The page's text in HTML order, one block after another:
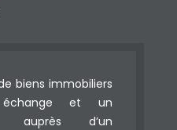
biens immobiliers
et un
auprès d’un